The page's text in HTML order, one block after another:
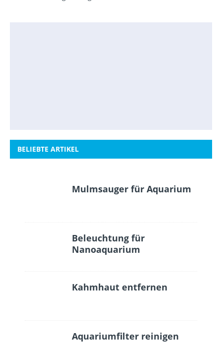
BELIEBTE ARTIKEL
Mulmsauger für Aquarium
Beleuchtung für
Nanoaquarium
Kahmhaut entfernen
Aquariumfilter reinigen